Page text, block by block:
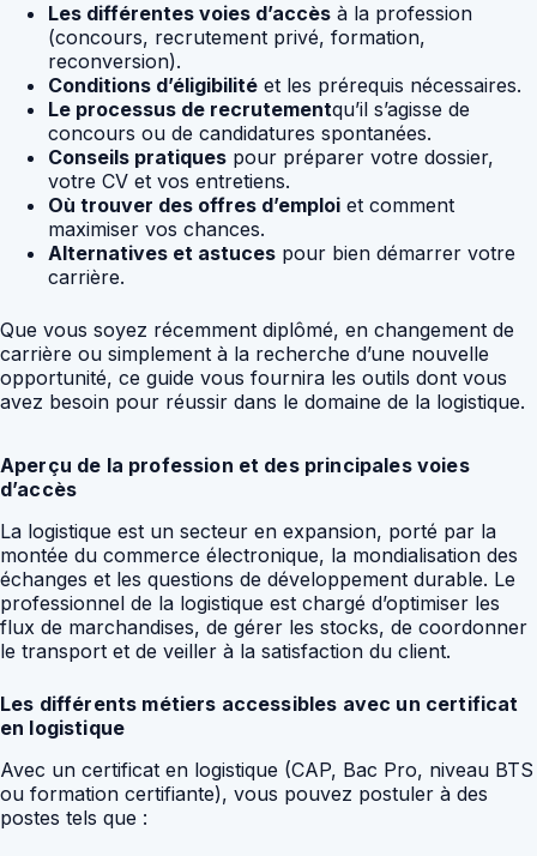
Les différentes voies d’accès à la profession
(concours, recrutement privé, formation,
reconversion).
Conditions d’éligibilité et les prérequis nécessaires.
Le processus de recrutementqu’il s’agisse de
concours ou de candidatures spontanées.
Conseils pratiques pour préparer votre dossier,
votre CV et vos entretiens.
Où trouver des offres d’emploi et comment
maximiser vos chances.
Alternatives et astuces pour bien démarrer votre
carrière.
Que vous soyez récemment diplômé, en changement de
carrière ou simplement à la recherche d’une nouvelle
opportunité, ce guide vous fournira les outils dont vous
avez besoin pour réussir dans le domaine de la logistique.
Aperçu de la profession et des principales voies
d’accès
La logistique est un secteur en expansion, porté par la
montée du commerce électronique, la mondialisation des
échanges et les questions de développement durable. Le
professionnel de la logistique est chargé d’optimiser les
flux de marchandises, de gérer les stocks, de coordonner
le transport et de veiller à la satisfaction du client.
Les différents métiers accessibles avec un certificat
en logistique
Avec un certificat en logistique (CAP, Bac Pro, niveau BTS
ou formation certifiante), vous pouvez postuler à des
postes tels que :